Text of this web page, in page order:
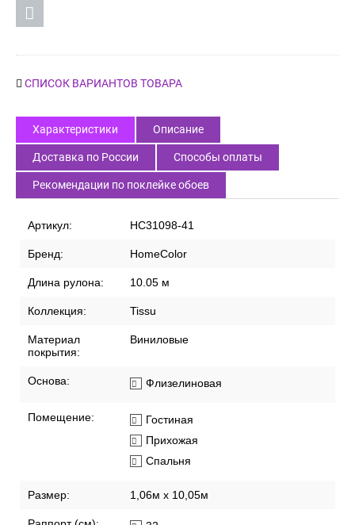
СПИСОК ВАРИАНТОВ ТОВАРА
Характеристики Описание
Доставка по России Способы оплаты
Рекомендации по поклейке обоев
Артикул: HC31098-41
Бренд: HomeColor
Длина рулона: 10.05 м
Коллекция: Tissu
Материал
покрытия:
Виниловые
Основа: Флизелиновая
Помещение:
Гостиная
Прихожая
Спальня
Размер: 1,06м х 10,05м